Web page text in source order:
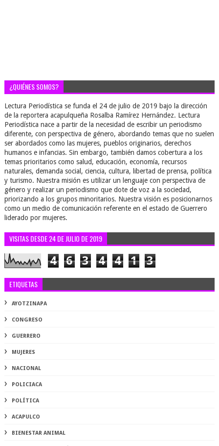
¿QUIÉNES SOMOS?
Lectura Periodística se funda el 24 de julio de 2019 bajo la dirección
de la reportera acapulqueña Rosalba Ramírez Hernández. Lectura
Periodística nace a partir de la necesidad de escribir un periodismo
diferente, con perspectiva de género, abordando temas que no suelen
ser abordados como las mujeres, pueblos originarios, derechos
humanos e infancias. Sin embargo, también damos cobertura a los
temas prioritarios como salud, educación, economía, recursos
naturales, demanda social, ciencia, cultura, libertad de prensa, política
y turismo. Nuestra misión es utilizar un lenguaje con perspectiva de
género y realizar un periodismo que dote de voz a la sociedad,
priorizando a los grupos minoritarios. Nuestra visión es posicionarnos
como un medio de comunicación referente en el estado de Guerrero
liderado por mujeres.
VISITAS DESDE 24 DE JULIO DE 2019
4 6 3 4 4 1 3
ETIQUETAS
AYOTZINAPA
CONGRESO
GUERRERO
MUJERES
NACIONAL
POLICIACA
POLÍTICA
ACAPULCO
BIENESTAR ANIMAL